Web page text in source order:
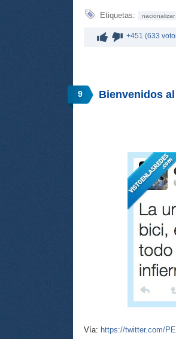
Etiquetas: nacionalizar
+451 (633
9 Bienvenidos
Vía: https://twitter.com/